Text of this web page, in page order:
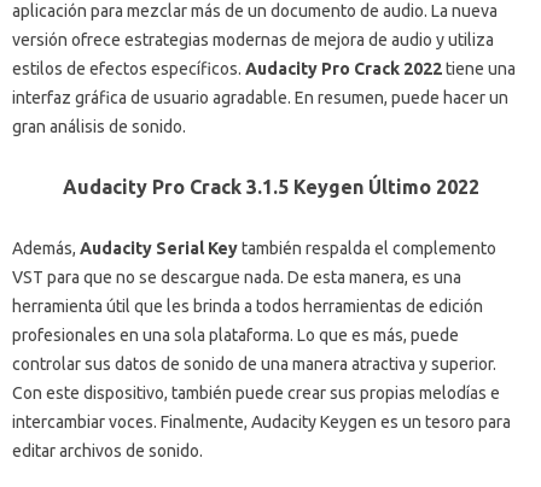
aplicación para mezclar más de un documento de audio. La nueva
versión ofrece estrategias modernas de mejora de audio y utiliza
estilos de efectos específicos. Audacity Pro Crack 2022tiene una
interfaz gráfica de usuario agradable. En resumen, puede hacer un
gran análisis de sonido.
Audacity Pro Crack 3.1.5 Keygen Último 2022
Además, Audacity Serial Keytambién respalda el complemento
VST para que no se descargue nada. De esta manera, es una
herramienta útil que les brinda a todos herramientas de edición
profesionales en una sola plataforma. Lo que es más, puede
controlar sus datos de sonido de una manera atractiva y superior.
Con este dispositivo, también puede crear sus propias melodías e
intercambiar voces. Finalmente, Audacity Keygen es un tesoro para
editar archivos de sonido.